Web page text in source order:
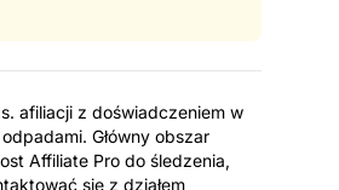
afiliacji z doświadczeniem w
Główny obszar
Affiliate Pro do śledzenia,
się z działem